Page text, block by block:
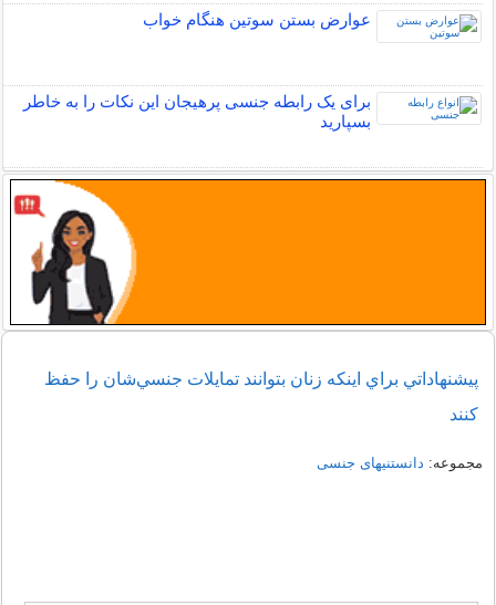
عوارض بستن سوتین هنگام خواب
برای یک رابطه جنسی پرهیجان این نکات را به خاطر
بسپارید
پيشنهاداتي براي اينكه زنان بتوانند تمايلات جنسي‌شان را حفظ
كنند
مجموعه: دانستنیهای جنسی